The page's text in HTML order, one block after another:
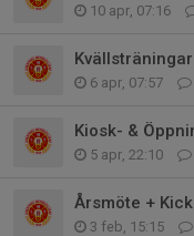
10 apr, 07:16
6 apr, 07:57
Kiosk- &
5 apr, 22:10
Årsmöte +
3 feb, 15:15